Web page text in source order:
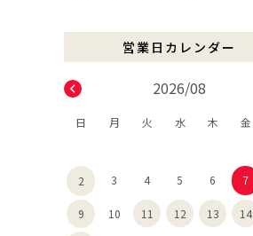
2026/08
日 月 火 水 木 金
2 3 4 5 6 7
9 10 11 12 13 14